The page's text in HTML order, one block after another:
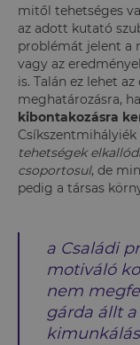
mitől tehetséges
az adott kutató
problémát jelent a
vagy az
is. Talán ez lehet
meghatározásra,
kibontakozásra
tehetségek
csoportosul, de
pedig a társas
a Családi
motiváló
nem
gárda állt